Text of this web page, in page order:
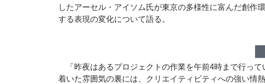
したアーセル・アイソム氏が東京の多様性に富んだ創作
する表現の変化について語る。
「昨夜はあるプロジェクトの作業を午前4時まで行って
着いた雰囲気の裏には、クリエイティビティへの強い情熱